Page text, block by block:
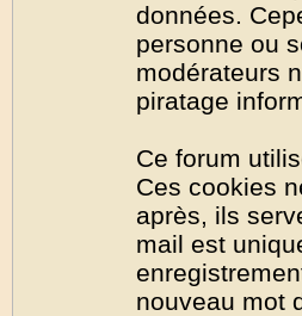
données.
personne ou
modérateurs
piratage
Ce forum
Ces cookies
après, ils
mail est
nouveau mot